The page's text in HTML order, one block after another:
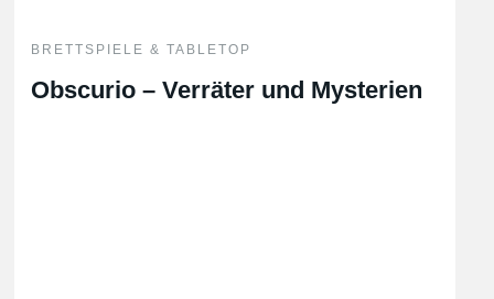
BRETTSPIELE & TABLETOP
Obscurio – Verräter und Mysterien